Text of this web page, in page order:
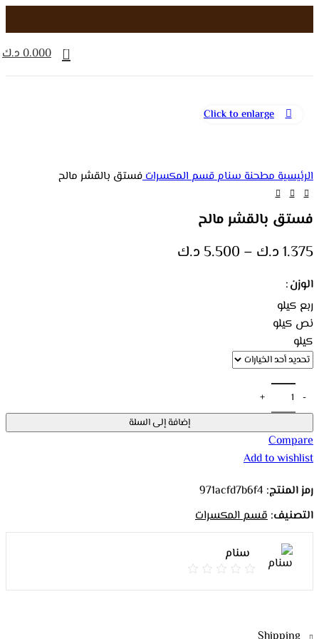
0
0.000د.ك
Click to enlarge
الرئيسيةمطحنة سنامقسم المكسراتفستق بالقشر مالح
فستق بالقشر مالح
1.375د.ك –
5.500 د.ك
الوزن
ربع كيلو
نص كيلو
كيلو
إضافة إلى السلة
Compare
Add to wishlist
رمز المنتج: 971acfd7b6f4
التصنيف: قسم المكسرات
سنام